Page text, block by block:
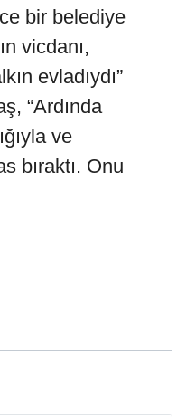
bir belediye
vicdanı,
evladıydı”
“Ardında
ve
bıraktı. Onu